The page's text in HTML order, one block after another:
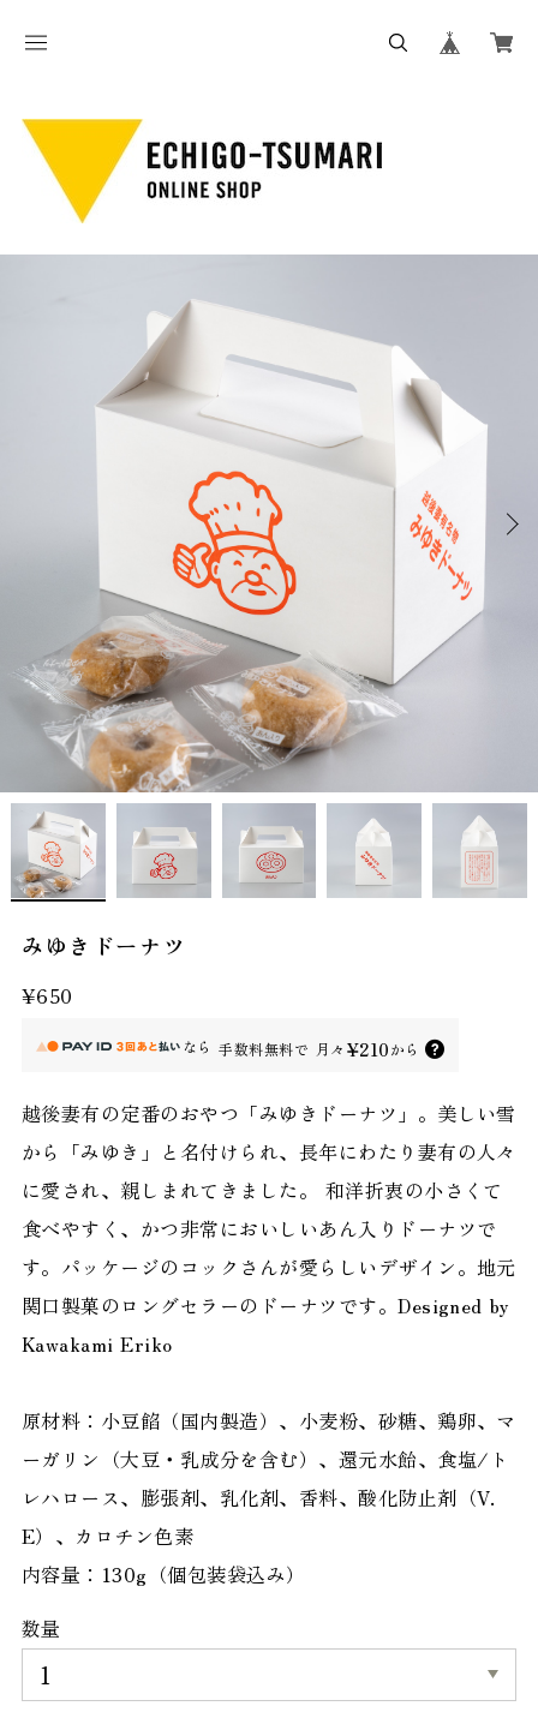
みゆきドーナツ
¥650
なら 手数料無料で 月々 ¥210から
越後妻有の定番のおやつ「みゆきドーナツ」。美しい雪
から「みゆき」と名付けられ、長年にわたり妻有の人々
に愛され、親しまれてきました。 和洋折衷の小さくて
食べやすく、かつ非常においしいあん入りドーナツで
す。パッケージのコックさんが愛らしいデザイン。地元
関口製菓のロングセラーのドーナツです。Designed by
Kawakami Eriko
原材料：小豆餡（国内製造）、小麦粉、砂糖、鶏卵、マ
ーガリン（大豆・乳成分を含む）、還元水飴、食塩/ト
レハロース、膨張剤、乳化剤、香料、酸化防止剤（V.
E）、カロチン色素
内容量：130g（個包装袋込み）
数量